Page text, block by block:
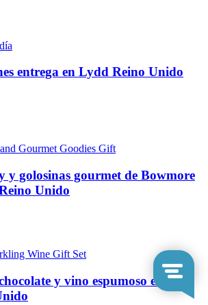
entrega en Lydd Reino Unido
y golosinas gourmet de Bowmore
Unido
y vino espumoso entrega